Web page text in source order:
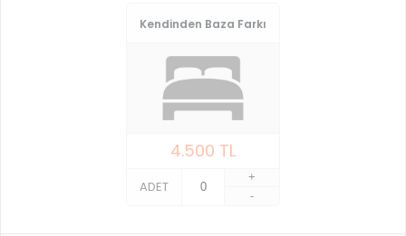
Kendinden Baza Farkı
4.500 TL
ADET
+
-